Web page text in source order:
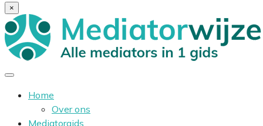
×
Home
Over ons
Mediatorgids